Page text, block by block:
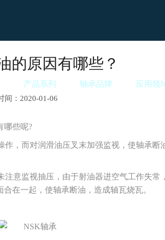
产品系列 轴承品牌 应用领
的原因有哪些？
间：2020-01-06
些呢?
，而对润滑油压叉末加强监视，使轴承断
意监视抽压，由于射油器进空气工作失常
在一起，使轴承断油，造成轴瓦烧瓦。